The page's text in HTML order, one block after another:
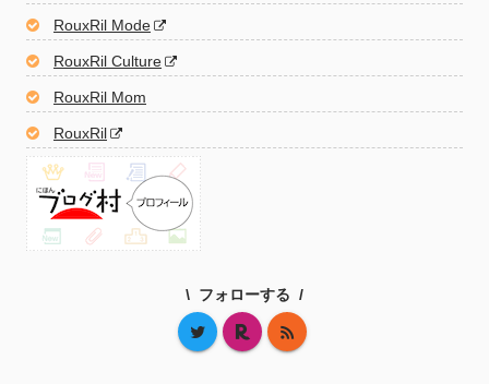
RouxRil Mode
RouxRil Culture
RouxRil Mom
RouxRil
フォローする